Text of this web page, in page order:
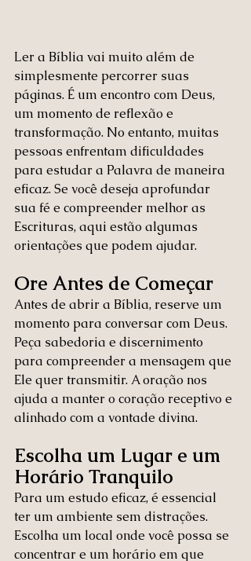
Ler a Bíblia vai muito além de
simplesmente percorrer suas
páginas. É um encontro com Deus,
um momento de reflexão e
transformação. No entanto, muitas
pessoas enfrentam dificuldades
para estudar a Palavra de maneira
eficaz. Se você deseja aprofundar
sua fé e compreender melhor as
Escrituras, aqui estão algumas
orientações que podem ajudar.
Ore Antes de Começar
Antes de abrir a Bíblia, reserve um
momento para conversar com Deus.
Peça sabedoria e discernimento
para compreender a mensagem que
Ele quer transmitir. A oração nos
ajuda a manter o coração receptivo e
alinhado com a vontade divina.
Escolha um Lugar e um
Horário Tranquilo
Para um estudo eficaz, é essencial
ter um ambiente sem distrações.
Escolha um local onde você possa se
concentrar e um horário em que